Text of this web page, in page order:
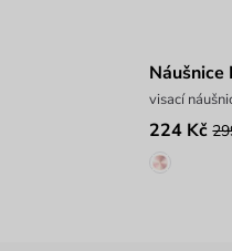
visací
224 Kč